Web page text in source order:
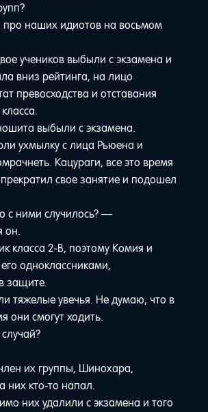
наших идиотов на восьмом
учеников выбыли с экзамена и
вниз рейтинга, на лицо
превосходства и отставания
выбыли с экзамена.
ухмылку с лица Рьюена и
Кацураги, все это время
свое занятие и подошел
ними случилось? —
он.
класса 2-В, поэтому Комия и
одноклассниками,
защите.
тяжелые увечья. Не думаю, что в
они смогут ходить.
их группы, Шинохара,
них кто-то напал.
них удалили с экзамена и того